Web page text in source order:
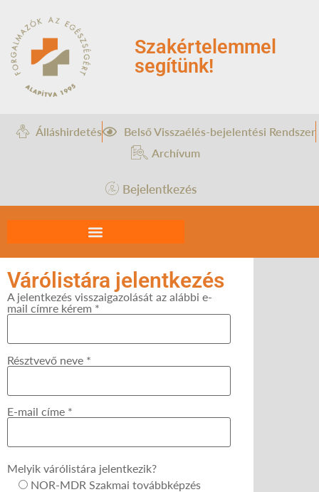
Szakértelemmel
segítünk!
Álláshirdetés
Belső Visszaélés-bejelentési Rendszer
Archívum
Bejelentkezés
Várólistára jelentkezés
A jelentkezés visszaigazolását az alábbi e-
mail címre kérem *
Résztvevő neve *
E-mail címe *
Melyik várólistára jelentkezik?
NOR-MDR Szakmai továbbképzés